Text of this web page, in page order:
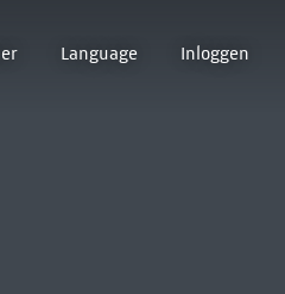
Language Inloggen